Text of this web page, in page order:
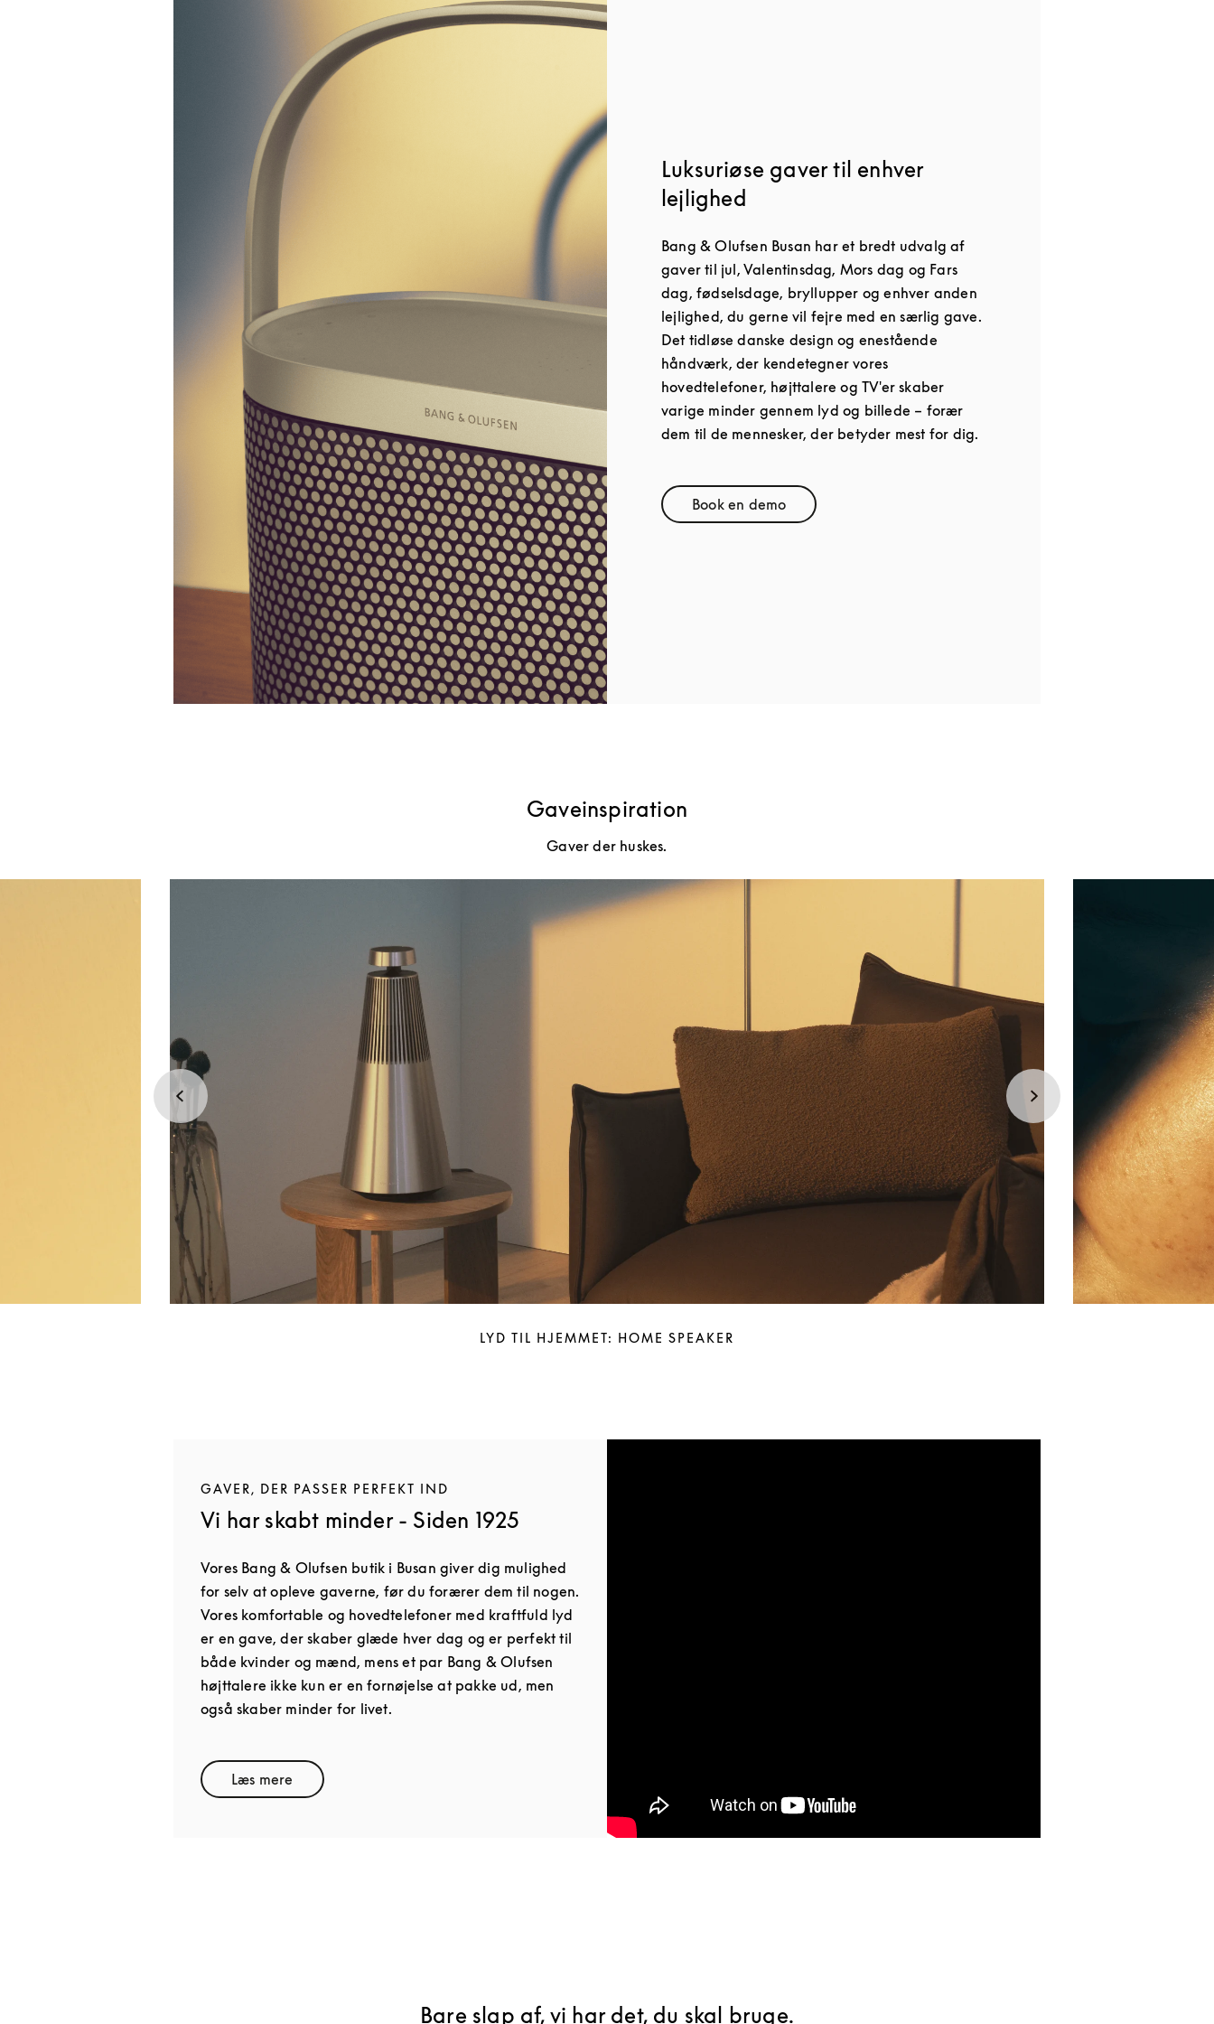
Luksuriøse gaver til enhver
lejlighed
Bang & Olufsen Busan har et bredt udvalg af
gaver til jul, Valentinsdag, Mors dag og Fars
dag, fødselsdage, bryllupper og enhver anden
lejlighed, du gerne vil fejre med en særlig gave.
Det tidløse danske design og enestående
håndværk, der kendetegner vores
hovedtelefoner, højttalere og TV'er skaber
varige minder gennem lyd og billede – forær
dem til de mennesker, der betyder mest for dig.
Book en demoLink Opens in New Tab
Gaveinspiration
Gaver der huskes.
LYD TIL HJEMMET: HOME SPEAKER
GAVER, DER PASSER PERFEKT IND
Vi har skabt minder - Siden 1925
Vores Bang & Olufsen butik i Busan giver dig mulighed
for selv at opleve gaverne, før du forærer dem til nogen.
Vores komfortable og hovedtelefoner med kraftfuld lyd
er en gave, der skaber glæde hver dag og er perfekt til
både kvinder og mænd, mens et par Bang & Olufsen
højttalere ikke kun er en fornøjelse at pakke ud, men
også skaber minder for livet.
Læs mereLink Opens in New Tab
Bare slap af, vi har det, du skal bruge.